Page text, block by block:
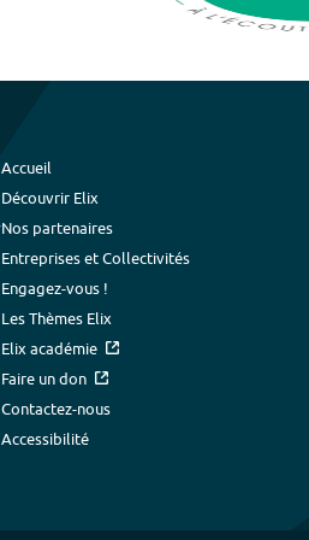
Accueil
Découvrir Elix
Nos partenaires
Entreprises et Collectivités
Engagez-vous !
Les Thèmes Elix
Elix académie
Faire un don
Contactez-nous
Accessibilité